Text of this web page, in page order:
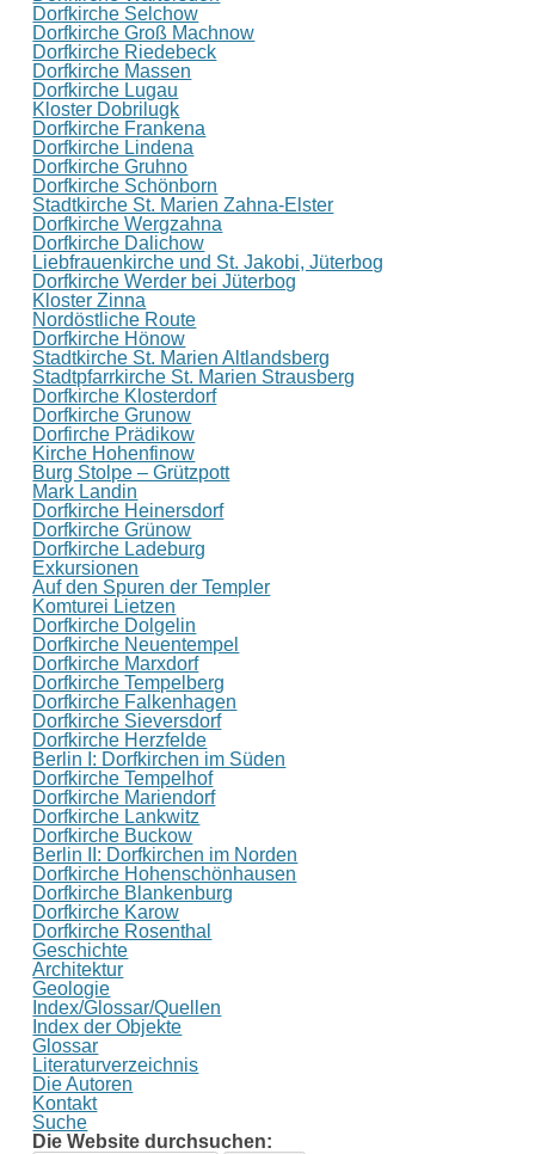
Dorfkirche Selchow
Dorfkirche Groß Machnow
Dorfkirche Riedebeck
Dorfkirche Massen
Dorfkirche Lugau
Kloster Dobrilugk
Dorfkirche Frankena
Dorfkirche Lindena
Dorfkirche Gruhno
Dorfkirche Schönborn
Stadtkirche St. Marien Zahna-Elster
Dorfkirche Wergzahna
Dorfkirche Dalichow
Liebfrauenkirche und St. Jakobi, Jüterbog
Dorfkirche Werder bei Jüterbog
Kloster Zinna
Nordöstliche Route
Dorfkirche Hönow
Stadtkirche St. Marien Altlandsberg
Stadtpfarrkirche St. Marien Strausberg
Dorfkirche Klosterdorf
Dorfkirche Grunow
Dorfirche Prädikow
Kirche Hohenfinow
Burg Stolpe – Grützpott
Mark Landin
Dorfkirche Heinersdorf
Dorfkirche Grünow
Dorfkirche Ladeburg
Exkursionen
Auf den Spuren der Templer
Komturei Lietzen
Dorfkirche Dolgelin
Dorfkirche Neuentempel
Dorfkirche Marxdorf
Dorfkirche Tempelberg
Dorfkirche Falkenhagen
Dorfkirche Sieversdorf
Dorfkirche Herzfelde
Berlin I: Dorfkirchen im Süden
Dorfkirche Tempelhof
Dorfkirche Mariendorf
Dorfkirche Lankwitz
Dorfkirche Buckow
Berlin II: Dorfkirchen im Norden
Dorfkirche Hohenschönhausen
Dorfkirche Blankenburg
Dorfkirche Karow
Dorfkirche Rosenthal
Geschichte
Architektur
Geologie
Index/Glossar/Quellen
Index der Objekte
Glossar
Literaturverzeichnis
Die Autoren
Kontakt
Suche
Die Website durchsuchen: